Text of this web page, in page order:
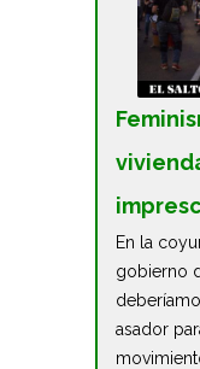
En la
gobierno
asador